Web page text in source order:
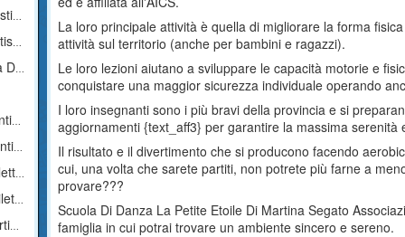
La loro principale attività è quella di migliorare la forma
attività sul territorio (anche per bambini e ragazzi).
Le loro lezioni aiutano a sviluppare le capacità motorie e
conquistare una maggior sicurezza individuale operando
I loro insegnanti sono i più bravi della provincia e si
aggiornamenti {text_aff3} per garantire la massima serenità
Il risultato e il divertimento che si producono facendo
cui, una volta che sarete partiti, non potrete più farne a
provare???
Scuola Di Danza La Petite Etoile Di Martina Segato
famiglia in cui potrai trovare un ambiente sincero e sereno.